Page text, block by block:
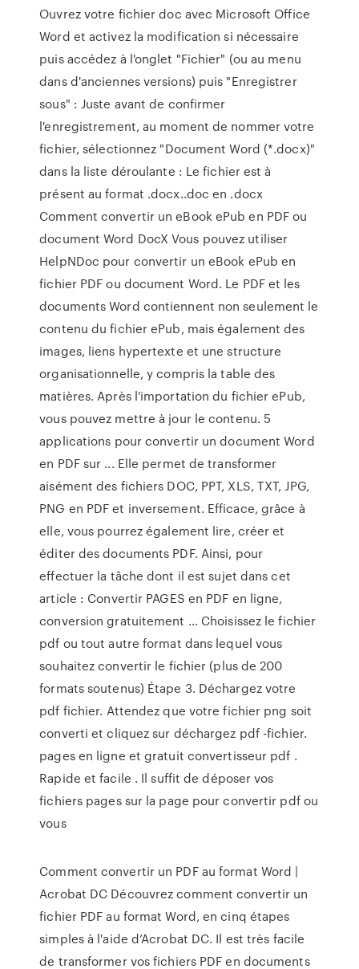
Ouvrez votre fichier doc avec Microsoft Office
Word et activez la modification si nécessaire
puis accédez à l'onglet "Fichier" (ou au menu
dans d'anciennes versions) puis "Enregistrer
sous" : Juste avant de confirmer
l'enregistrement, au moment de nommer votre
fichier, sélectionnez "Document Word (*.docx)"
dans la liste déroulante : Le fichier est à
présent au format .docx..doc en .docx
Comment convertir un eBook ePub en PDF ou
document Word DocX Vous pouvez utiliser
HelpNDoc pour convertir un eBook ePub en
fichier PDF ou document Word. Le PDF et les
documents Word contiennent non seulement le
contenu du fichier ePub, mais également des
images, liens hypertexte et une structure
organisationnelle, y compris la table des
matières. Après l'importation du fichier ePub,
vous pouvez mettre à jour le contenu. 5
applications pour convertir un document Word
en PDF sur ... Elle permet de transformer
aisément des fichiers DOC, PPT, XLS, TXT, JPG,
PNG en PDF et inversement. Efficace, grâce à
elle, vous pourrez également lire, créer et
éditer des documents PDF. Ainsi, pour
effectuer la tâche dont il est sujet dans cet
article : Convertir PAGES en PDF en ligne,
conversion gratuitement ... Choisissez le fichier
pdf ou tout autre format dans lequel vous
souhaitez convertir le fichier (plus de 200
formats soutenus) Étape 3. Déchargez votre
pdf fichier. Attendez que votre fichier png soit
converti et cliquez sur déchargez pdf -fichier.
pages en ligne et gratuit convertisseur pdf .
Rapide et facile . Il suffit de déposer vos
fichiers pages sur la page pour convertir pdf ou
vous
Comment convertir un PDF au format Word |
Acrobat DC Découvrez comment convertir un
fichier PDF au format Word, en cinq étapes
simples à l'aide d’Acrobat DC. Il est très facile
de transformer vos fichiers PDF en documents